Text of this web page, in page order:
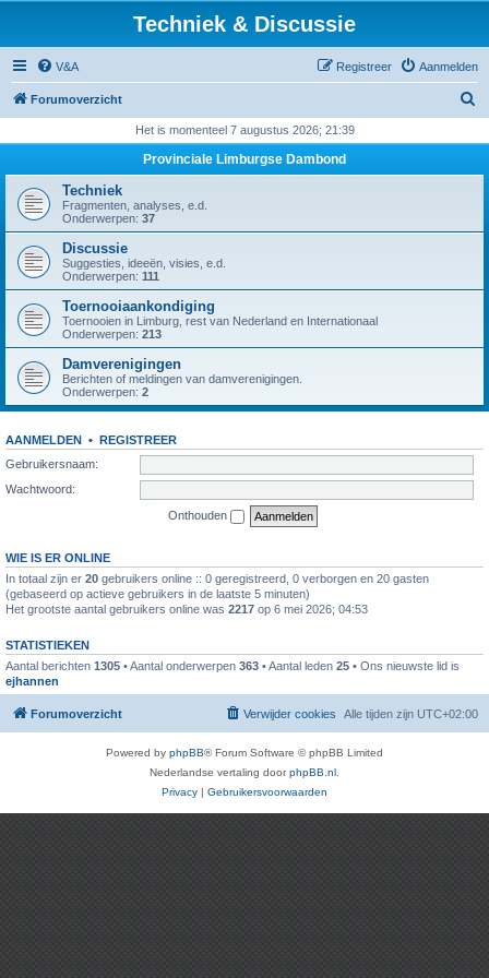
Techniek & Discussie
V&A Aanmelden
Registreer
Forumoverzicht
k
Het is momenteel 7 augustus 2026; 21:39
Provinciale Limburgse Dambond
Techniek
Fragmenten, analyses, e.d.
Onderwerpen: 37
Discussie
Suggesties, ideeën, visies, e.d.
Onderwerpen: 111
Toernooiaankondiging
Toernooien in Limburg, rest van Nederland en Internationaal
Onderwerpen: 213
Damverenigingen
Berichten of meldingen van damverenigingen.
Onderwerpen: 2
AANMELDEN • REGISTREER
Gebruikersnaam:
Wachtwoord:
Onthouden
WIE IS ER ONLINE
In totaal zijn er 20 gebruikers online :: 0 geregistreerd, 0 verborgen en 20 gasten
(gebaseerd op actieve gebruikers in de laatste 5 minuten)
Het grootste aantal gebruikers online was 2217 op 6 mei 2026; 04:53
STATISTIEKEN
Aantal berichten 1305 • Aantal onderwerpen 363 • Aantal leden 25 • Ons nieuwste lid is
ejhannen
Forumoverzicht Alle tijden zijn UTC+02:00
Verwijder cookies
Powered by phpBB® Forum Software © phpBB Limited
Nederlandse vertaling doorphpBB.nl
Privacy | Gebruikersvoorwaarden